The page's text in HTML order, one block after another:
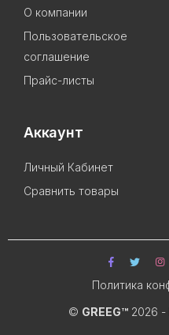
О компании
Пользовательское
соглашение
Прайс-листы
Аккаунт
Личный Кабинет
Сравнить товары
© GREEG™2026 -
Политика